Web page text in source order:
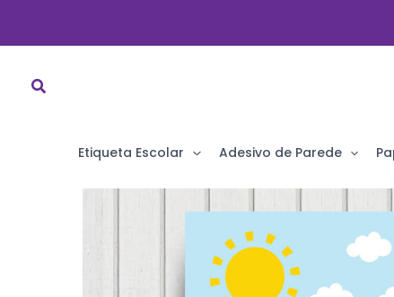
Ir
Etiqueta Escolar Adesivo de Parede